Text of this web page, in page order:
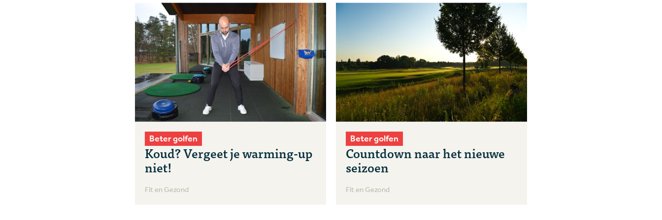
Beter golfen
Koud? Vergeet je warming-up
niet!
Fit en Gezond
Beter golfen
Countdown naar het nieuwe
seizoen
Fit en Gezond